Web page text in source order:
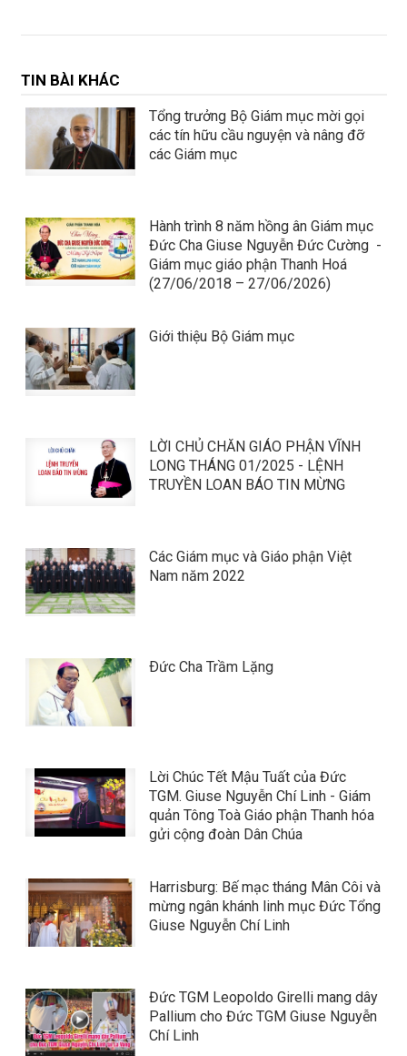
TIN BÀI KHÁC
Tổng trưởng Bộ Giám mục mời gọi
các tín hữu cầu nguyện và nâng đỡ
các Giám mục
Hành trình 8 năm hồng ân Giám mục
Đức Cha Giuse Nguyễn Đức Cường -
Giám mục giáo phận Thanh Hoá
(27/06/2018 – 27/06/2026)
Giới thiệu Bộ Giám mục
LỜI CHỦ CHĂN GIÁO PHẬN VĨNH
LONG THÁNG 01/2025 - LỆNH
TRUYỀN LOAN BÁO TIN MỪNG
Các Giám mục và Giáo phận Việt
Nam năm 2022
Ðức Cha Trầm Lặng
Lời Chúc Tết Mậu Tuất của Đức
TGM. Giuse Nguyễn Chí Linh - Giám
quản Tông Toà Giáo phận Thanh hóa
gửi cộng đoàn Dân Chúa
Harrisburg: Bế mạc tháng Mân Côi và
mừng ngân khánh linh mục Đức Tổng
Giuse Nguyễn Chí Linh
Đức TGM Leopoldo Girelli mang dây
Pallium cho Đức TGM Giuse Nguyễn
Chí Linh